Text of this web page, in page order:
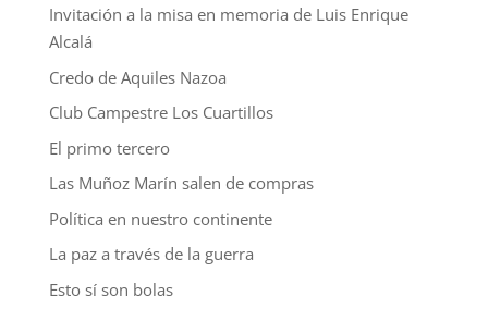
Invitación a la misa en memoria de Luis Enrique
Alcalá
Credo de Aquiles Nazoa
Club Campestre Los Cuartillos
El primo tercero
Las Muñoz Marín salen de compras
Política en nuestro continente
La paz a través de la guerra
Esto sí son bolas